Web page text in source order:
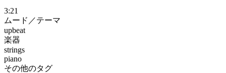
3:21
ムード／テーマ
upbeat
楽器
strings
piano
その他のタグ